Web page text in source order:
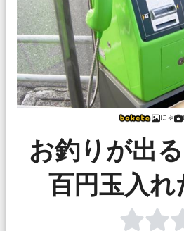
にゃ
お釣りが出
百円玉入